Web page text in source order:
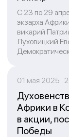
С 23 по 29
экзарха
викарий
Луховицкий
01 мая 2025
Африки в
в акции,
Победы